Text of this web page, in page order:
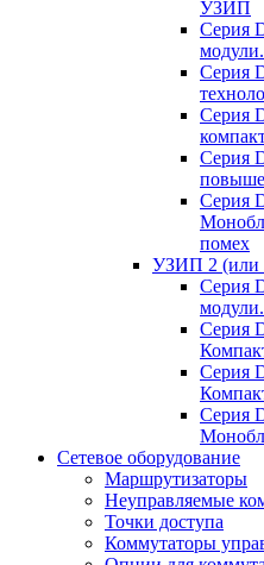
УЗИП
Серия
Серия
Серия
Серия
Серия
помех
УЗИП 2 (или
Серия
Серия
Серия
Серия
Сетевое оборудование
Маршрутизаторы
Неуправляемые
Точки доступа
Коммутаторы